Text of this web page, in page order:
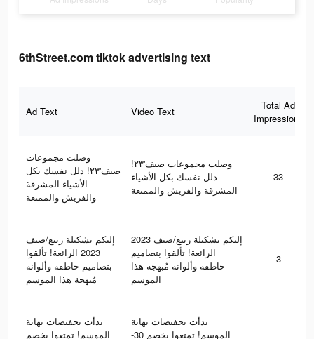
6thStreet.com tiktok advertising text
Ad Text Video Text
Total Ad
Impressions
وصلت مجموعات
صيف'٢٣! دلل نفسك بكل
الأشياء المشرقة
والفريش والممتعة
وصلت مجموعات صيف'٢٣!
دلل نفسك بكل الأشياء
المشرقة والفريش والممتعة
33
إليكم تشكيلة ربيع/صيف
2023 الرائعة! تألقوا
بتصاميم خاطفة وألوانه
مُبهجة هذا الموسم
إليكم تشكيلة ربيع/صيف 2023
الرائعة! تألقوا بتصاميم
خاطفة وألوانه مُبهجة هذا
الموسم
3
بدأت تحفيضات نهاية
الموسم! تمتعوا بخصم
بدأت تحفيضات نهاية
الموسم! تمتعوا بخصم 30-